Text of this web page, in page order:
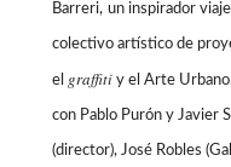
Barreri, un inspirador
colectivo artístico de
el graffitiy el Arte Urbano,
con Pablo Purón y Javier
(director), José Robles